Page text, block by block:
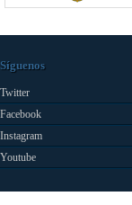
Síguenos
Twitter
Facebook
Instagram
Youtube